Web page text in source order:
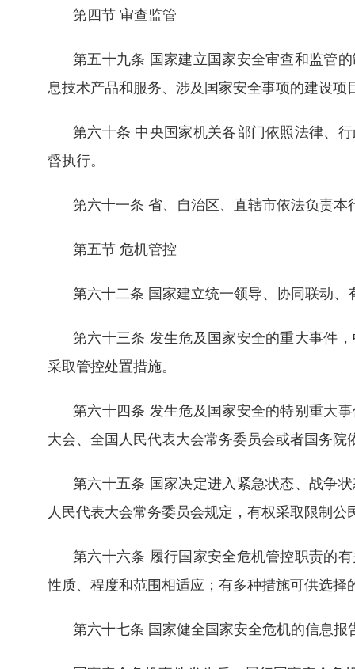
第四节 审查监管
第五十九条 国家建立国家安全审查和监管
息技术产品和服务、涉及国家安全事项的建设
第六十条 中央国家机关各部门依照法律、
督执行。
第六十一条 省、自治区、直辖市依法负责
第五节 危机管控
第六十二条 国家建立统一领导、协同联动
第六十三条 发生危及国家安全的重大事件
采取管控处置措施。
第六十四条 发生危及国家安全的特别重大
大会、全国人民代表大会常务委员会或者国务
第六十五条 国家决定进入紧急状态、战争
人民代表大会常务委员会规定，有权采取限制
第六十六条 履行国家安全危机管控职责的
性质、程度和范围相适应；有多种措施可供选
第六十七条 国家健全国家安全危机的信息报